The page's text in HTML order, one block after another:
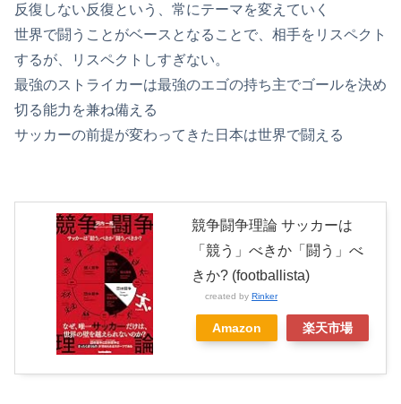
反復しない反復という、常にテーマを変えていく
世界で闘うことがベースとなることで、相手をリスペクト
するが、リスペクトしすぎない。
最強のストライカーは最強のエゴの持ち主でゴールを決め
切る能力を兼ね備える
サッカーの前提が変わってきた日本は世界で闘える
競争闘争理論 サッカーは
「競う」べきか「闘う」べ
きか? (footballista)
created by Rinker
Amazon 楽天市場